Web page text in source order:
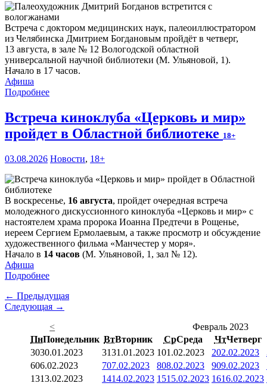
Встреча с доктором медицинских наук, палеоиллюстратором
из Челябинска Дмитрием Богдановым пройдёт в четверг,
13 августа, в зале № 12 Вологодской областной
универсальной научной библиотеки (М. Ульяновой, 1).
Начало в 17 часов.
Афиша
Подробнее
Встреча киноклуба «Церковь и мир»
пройдет в Областной библиотеке 18+
03.08.2026 Новости, 18+
В воскресенье, 16 августа, пройдет очередная встреча
молодежного дискуссионного киноклуба «Церковь и мир» с
настоятелем храма пророка Иоанна Предтечи в Рощенье,
иереем Сергием Ермолаевым, а также просмотр и обсуждение
художественного фильма «Манчестер у моря».
Начало в 14 часов (М. Ульяновой, 1, зал № 12).
Афиша
Подробнее
← Предыдущая
Следующая →
<
Февраль 2023
ПнПонедельник ВтВторник СрСреда ЧтЧетверг
3030.01.2023 3131.01.2023 101.02.2023 202.02.2023
606.02.2023 707.02.2023 808.02.2023 909.02.2023
1313.02.2023 1414.02.2023 1515.02.2023 1616.02.2023